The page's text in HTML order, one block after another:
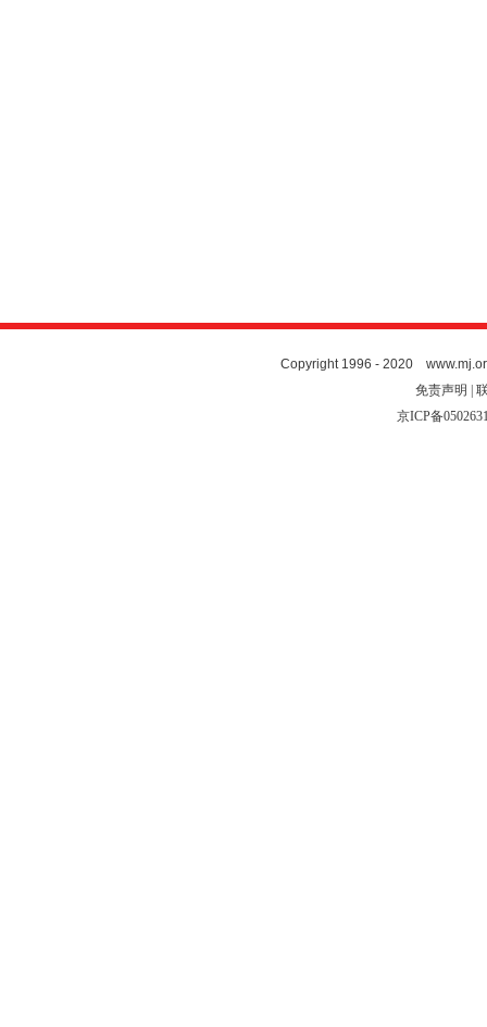
Copyright 1996 - 2020
免责声明 |
京ICP备